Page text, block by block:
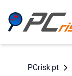
PCrisk.pt